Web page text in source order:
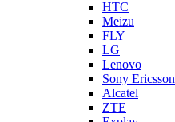
HTC
Meizu
FLY
LG
Lenovo
Sony Ericsson
Alcatel
ZTE